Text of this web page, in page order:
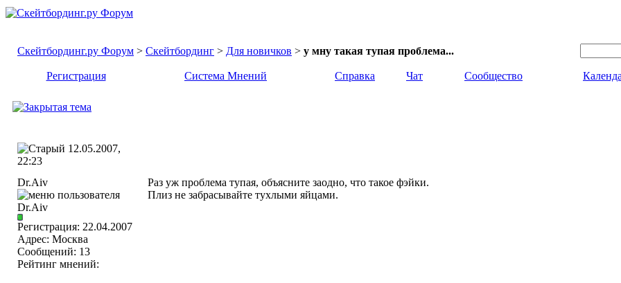
Скейтбординг.ру Форум > Скейтбординг > Для новичков > у мну такая тупая проблема...
Регистрация Система Мнений Справка Чат Сообщество
12.05.2007,
22:23
Dr.Aiv
Регистрация: 22.04.2007
Адрес: Москва
Сообщений: 13
Рейтинг мнений:
Раз уж проблема тупая, объясните заодно, что такое фэйки.
Плиз не забрасывайте тухлыми яйцами.